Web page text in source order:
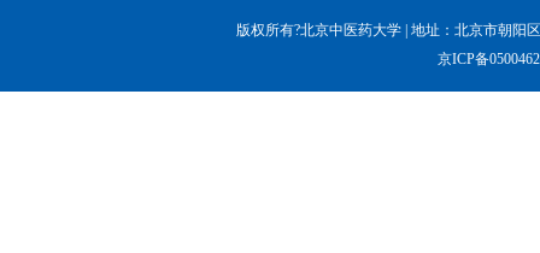
版权所有?北京中医药大学 | 地址：北京市朝阳
京ICP备